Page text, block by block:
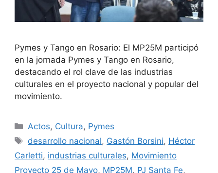
Pymes y Tango en Rosario: El MP25M participó
en la jornada Pymes y Tango en Rosario,
destacando el rol clave de las industrias
culturales en el proyecto nacional y popular del
movimiento.
Actos, Cultura, Pymes
desarrollo nacional, Gastón Borsini, Héctor
Carletti, industrias culturales, Movimiento
Proyecto 25 de Mayo, MP25M, PJ Santa Fe,